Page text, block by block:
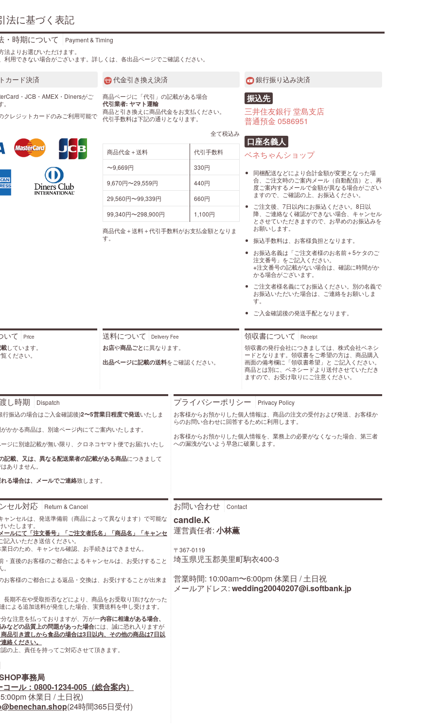
法に基づく表記
・時期について
Payment & Timing
法よりお選びいただけます。
利用できない場合がございます。詳しくは、各出品ページでご確認ください。
カード決済
・JCB・AMEX・Dinersがご
クレジットカードのみご利用可能で
代金引き換え決済
商品ページに「代引」の記載がある場合
代引業者: ヤマト運輸
商品と引き換えに商品代金をお支払ください。
代引手数料は下記の通りとなります。
全て税込み
商品代金＋送料
代引手数料
〜9,669円
330円
9,670円〜29,559円
440円
29,560円〜99,339円
660円
99,340円〜298,900円
1,100円
商品代金＋送料＋代引手数料がお支払金額となりま
す。
銀行振り込み決済
振込先
三井住友銀行 堂島支店
普通預金 0586951
口座名義人
ベネちゃんショップ
同梱配送などにより合計金額が変更となった場
合、ご注文時のご案内メール（自動配信）と、再
度ご案内するメールで金額が異なる場合がござい
ますので、ご確認の上、お振込ください。
ご注文後、7日以内にお振込ください。8日以
降、ご連絡なく確認ができない場合、キャンセル
とさせていただきますので、お早めのお振込みを
お願いします。
振込手数料は、お客様負担となります。
お振込名義は「ご注文者様のお名前＋5ケタのご
注文番号」をご記入ください。
※注文番号の記載がない場合は、確認に時間がか
かる場合がございます。
ご注文者様名義にてお振込ください。別の名義で
お振込いただいた場合は、ご連絡をお願いしま
す。
ご入金確認後の発送手配となります。
いて Price
しています。
覧ください。
送料について Delivery Fee
お店や商品ごとに異なります。
出品ページに記載の送料をご確認ください。
領収書について Receipt
領収書の発行会社につきましては、株式会社ベネシ
ードとなります。領収書をご希望の方は、商品購入
画面の備考欄に「領収書希望」と ご記入ください。
商品とは別に、ベネシードより送付させていただき
ますので、お受け取りにご注意ください。
し時期
Dispatch
行振込の場合はご入金確認後)2〜5営業日程度で発送いたしま
かかる商品は、別途ページ内にてご案内いたします。
ジに別途記載が無い限り、クロネコヤマト便でお届けいたし
記載、又は、異なる配送業者の記載がある商品につきまして
ありません。
る場合は、メールでご連絡致します。
プライバシーポリシー
Privacy Policy
お客様からお預かりした個人情報は、商品の注文の受付および発送、お客様か
らのお問い合わせに回答するために利用します。
お客様からお預かりした個人情報を、業務上の必要がなくなった場合、第三者
への漏洩がないよう早急に破棄します。
セル対応
Return & Cancel
ャンセルは、発送準備前（商品によって異なります）で可能な
たします。
ールにて「注文番号」「ご注文者氏名」「商品名」「キャンセ
記入いただき送信ください。
日のため、キャンセル確認、お手続きはできません。
・直後のお客様のご都合によるキャンセルは、お受けすること
お客様のご都合による返品・交換は、お受けすることが出来ま
長期不在や受取拒否などにより、商品をお受取り頂けなかった
による追加送料が発生した場合、実費送料を申し受けます。
な注意を払っておりますが、万が一内容に相違がある場合、
などの品質上の問題があった場合には、誠に恐れ入りますが
品引き渡しから食品の場合は3日以内、その他の商品は7日以
絡ください。
の上、責任を持ってご対応させて頂きます。
事務局
コール：0800-1234-005（総合案内）
休業日 / 土日祝)
(24時間365日受付)
お問い合わせ Contact
candle.K
運営責任者: 小林薫
〒367-0119
埼玉県児玉郡美里町駒衣400-3
営業時間: 10:00am〜6:00pm 休業日 / 土日祝
メールアドレス: wedding20040207@i.softbank.jp